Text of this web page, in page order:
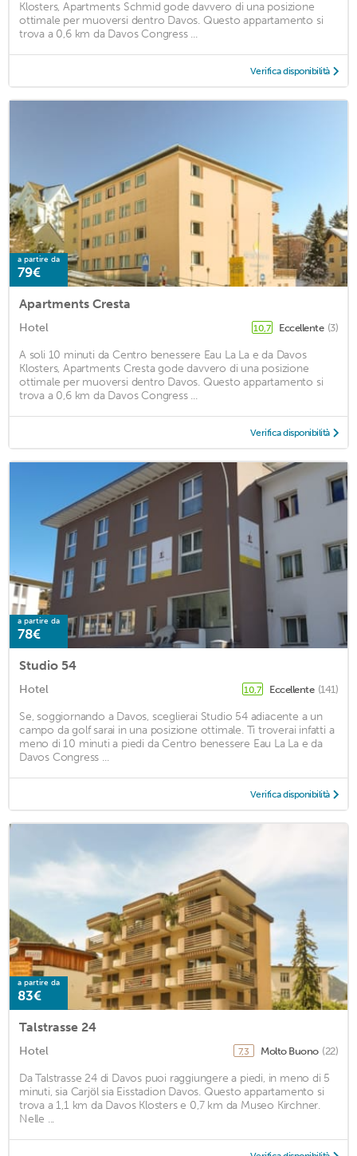
Klosters, Apartments Schmid gode davvero di una posizione
ottimale per muoversi dentro Davos. Questo appartamento si
trova a 0,6 km da Davos Congress ...
Verifica disponibilità
a partire da
79€
Apartments Cresta
Hotel 10,7 Eccellente (3)
A soli 10 minuti da Centro benessere Eau La La e da Davos
Klosters, Apartments Cresta gode davvero di una posizione
ottimale per muoversi dentro Davos. Questo appartamento si
trova a 0,6 km da Davos Congress ...
Verifica disponibilità
a partire da
78€
Studio 54
Hotel 10,7 Eccellente (141)
Se, soggiornando a Davos, sceglierai Studio 54 adiacente a un
campo da golf sarai in una posizione ottimale. Ti troverai infatti a
meno di 10 minuti a piedi da Centro benessere Eau La La e da
Davos Congress ...
Verifica disponibilità
a partire da
83€
Talstrasse 24
Hotel 7,3 Molto Buono (22)
Da Talstrasse 24 di Davos puoi raggiungere a piedi, in meno di 5
minuti, sia Carjöl sia Eisstadion Davos. Questo appartamento si
trova a 1,1 km da Davos Klosters e 0,7 km da Museo Kirchner.
Nelle ...